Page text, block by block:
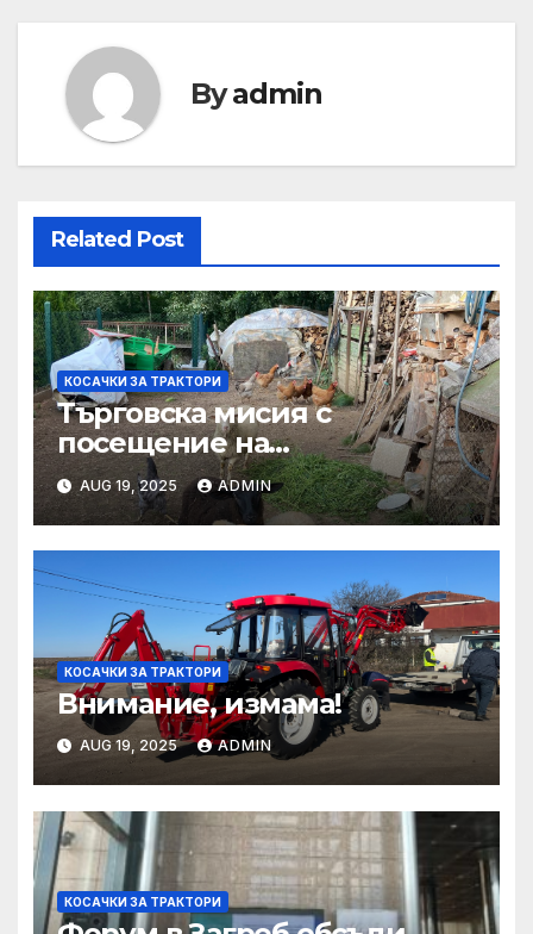
Byadmin
Related Post
КОСАЧКИ ЗА ТРАКТОРИ
Търговска мисия с
посещение на
Mеждународния търговски
панаир CosmeticBusiness
2025
AUG 19, 2025 ADMIN
КОСАЧКИ ЗА ТРАКТОРИ
Внимание, измама!
AUG 19, 2025 ADMIN
КОСАЧКИ ЗА ТРАКТОРИ